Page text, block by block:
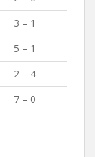
3 – 1
5 – 1
2 – 4
7 – 0